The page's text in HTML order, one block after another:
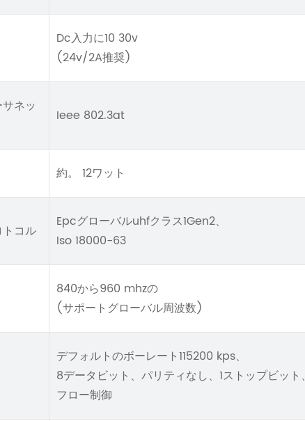
Dc入力に10 30v
(24v/2A推奨)
ネッ
Ieee 802.3at
約。 12ワット
コル
Epcグローバルuhfクラス1Gen2、
Iso 18000-63
840から960 mhzの
(サポートグローバル周波数)
デフォルトのボーレート115200 kps、
8データビット、パリティなし、1ストップビット、
フロー制御